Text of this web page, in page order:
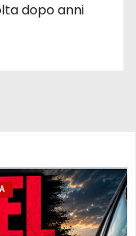
dopo anni